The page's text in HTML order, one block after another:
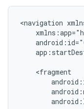
<navigation